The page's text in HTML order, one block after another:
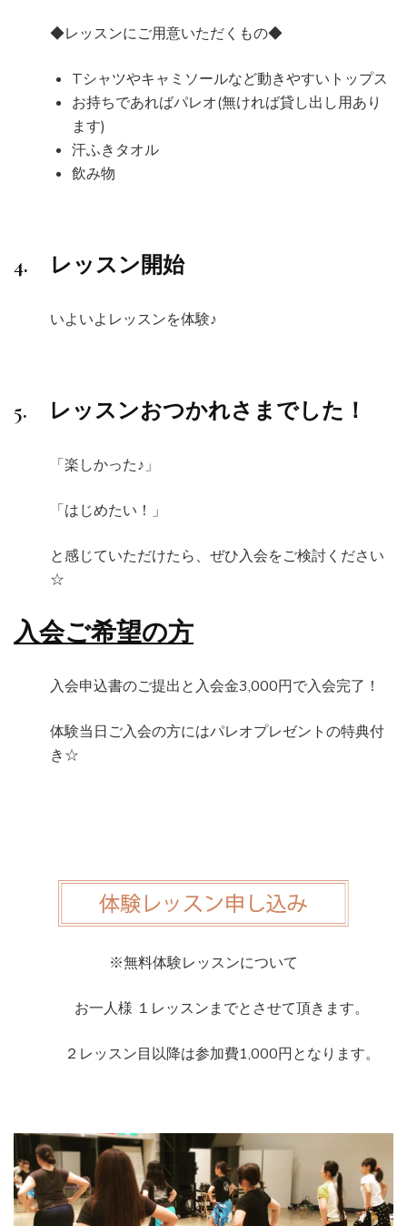
◆レッスンにご用意いただくもの◆
Tシャツやキャミソールなど動きやすいトップス
お持ちであればパレオ(無ければ貸し出し用あり
ます)
汗ふきタオル
飲み物
4. レッスン開始
いよいよレッスンを体験♪
5. レッスンおつかれさまでした！
「楽しかった♪」
「はじめたい！」
と感じていただけたら、ぜひ入会をご検討ください
☆
入会ご希望の方
入会申込書のご提出と入会金3,000円で入会完了！
体験当日ご入会の方にはパレオプレゼントの特典付
き☆
※無料体験レッスンについて
お一人様 １レッスンまでとさせて頂きます。
２レッスン目以降は参加費1,000円となります。